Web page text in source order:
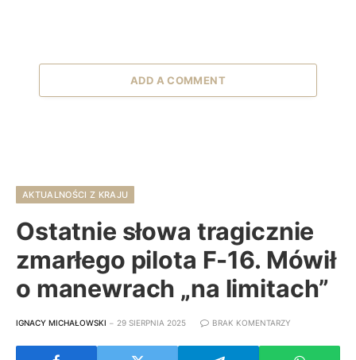
ADD A COMMENT
AKTUALNOŚCI Z KRAJU
Ostatnie słowa tragicznie
zmarłego pilota F-16. Mówił
o manewrach „na limitach”
IGNACY MICHAŁOWSKI 29 SIERPNIA 2025 BRAK KOMENTARZY